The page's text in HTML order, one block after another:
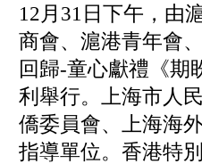
12月31日下午，由
商會、滬港青年會
回歸-童心獻禮《期
利舉行。上海市人
僑委員會、上海海
指導單位。香港特